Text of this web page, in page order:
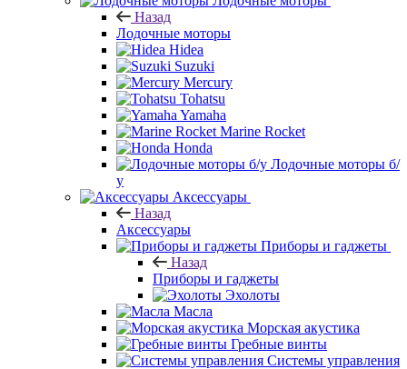
Назад
Лодочные моторы
Hidea
Suzuki
Mercury
Tohatsu
Yamaha
Marine Rocket
Honda
Лодочные моторы б/
у
Аксессуары
Назад
Аксессуары
Приборы и гаджеты
Назад
Приборы и гаджеты
Эхолоты
Масла
Морская акустика
Гребные винты
Системы управления